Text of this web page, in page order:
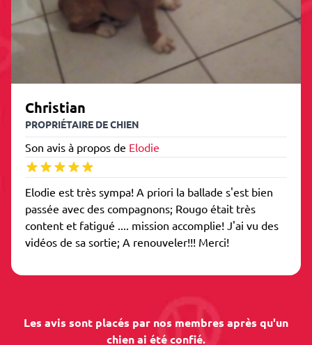
Christian
PROPRIÉTAIRE DE CHIEN
Son avis à propos de Elodie
Elodie est très sympa! A priori la ballade s'est bien
passée avec des compagnons; Rougo était très
content et fatigué .... mission accomplie! J'ai vu des
vidéos de sa sortie; A renouveler!!! Merci!
Les avis sont placés par nos membres après qu'un
chien ai été confié.